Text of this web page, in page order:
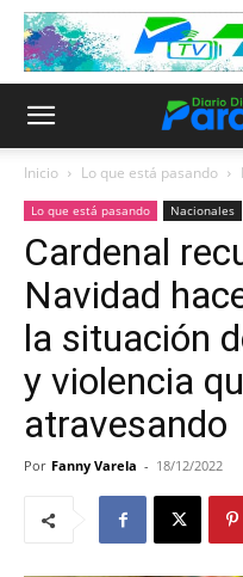
Inicio Lo que está pasando
Lo que está pasando Nacionales
Cardenal
Navidad
la situación
y violencia
atravesando
Por Fanny Varela - 18/12/2022